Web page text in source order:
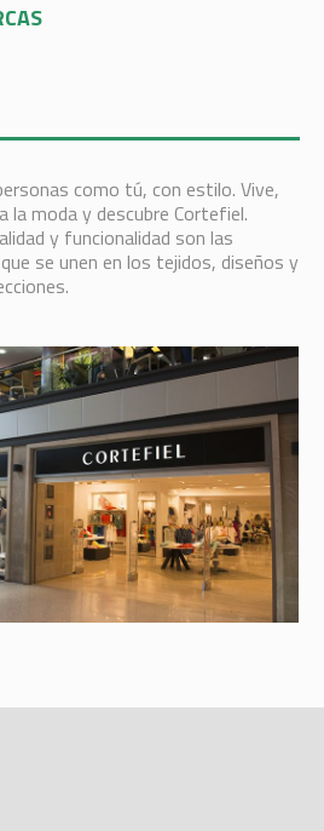
como tú, con estilo. Vive,
moda y descubre Cortefiel.
y funcionalidad son las
se unen en los tejidos, diseños y